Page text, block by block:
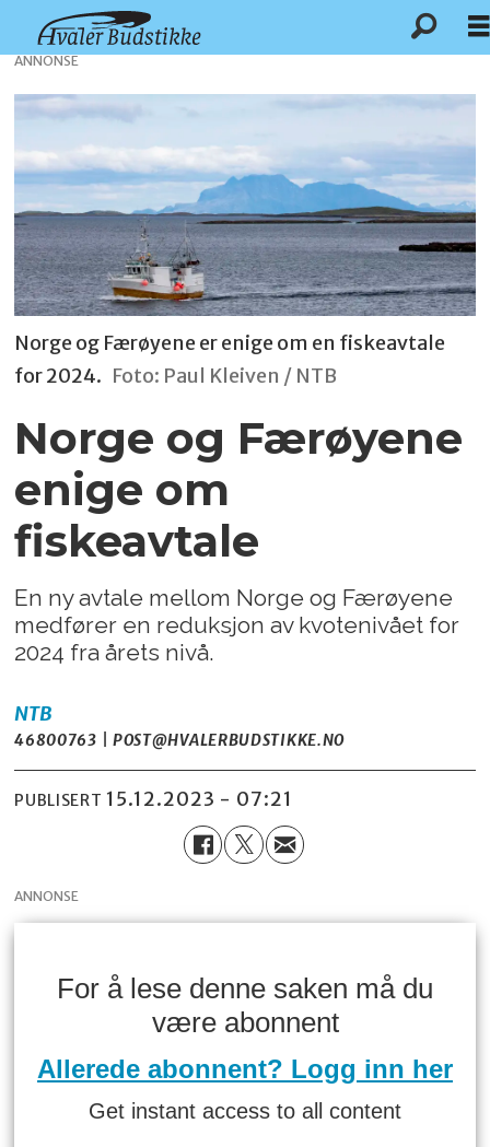
ANNONSE
Norge og Færøyene er enige om en fiskeavtale
for 2024. Foto: Paul Kleiven / NTB
Norge og Færøyene
enige om
fiskeavtale
En ny avtale mellom Norge og Færøyene
medfører en reduksjon av kvotenivået for
2024 fra årets nivå.
NTB
46800763 | POST@HVALERBUDSTIKKE.NO
PUBLISERT 15.12.2023 - 07:21
ANNONSE
For å lese denne saken må du
være abonnent
Allerede abonnent? Logg inn her
Get instant access to all content